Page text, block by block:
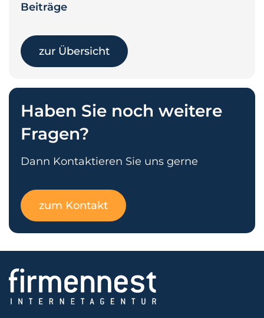
Beiträge
zur Übersicht
Haben Sie noch weitere
Fragen?
Dann Kontaktieren Sie uns gerne
zum Kontakt